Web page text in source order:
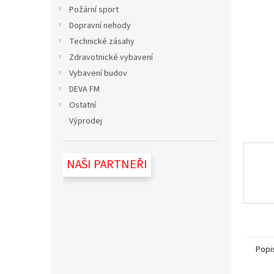
Požární sport
Dopravní nehody
Technické zásahy
Zdravotnické vybavení
Vybavení budov
DEVA FM
Ostatní
Výprodej
NAŠI PARTNEŘI